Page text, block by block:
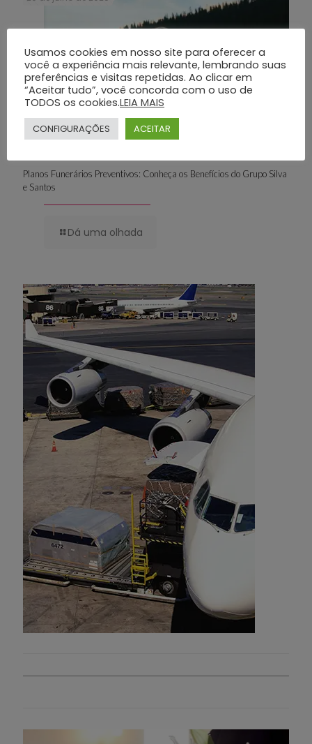
Planos Funerários Preventivos: Conheça os Benefícios do Grupo Silva
e Santos
Dá uma olhada
Usamos cookies em nosso site para oferecer a
você a experiência mais relevante, lembrando suas
preferências e visitas repetidas. Ao clicar em
“Aceitar tudo”, você concorda com o uso de
TODOS os cookies.LEIA MAIS
CONFIGURAÇÕES ACEITAR